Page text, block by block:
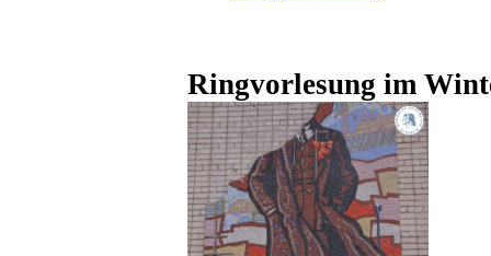
Ringvorlesung im